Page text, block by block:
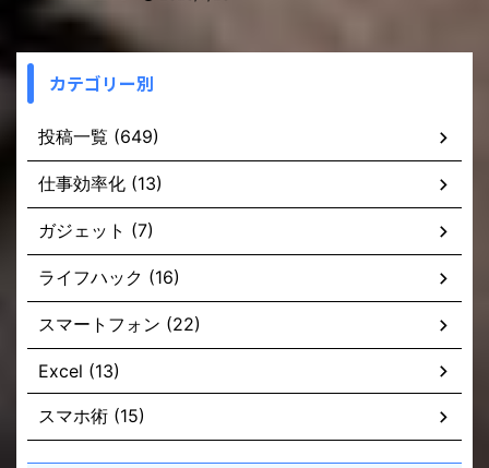
カテゴリー別
投稿一覧 (649)
仕事効率化 (13)
ガジェット (7)
ライフハック (16)
スマートフォン (22)
Excel (13)
スマホ術 (15)